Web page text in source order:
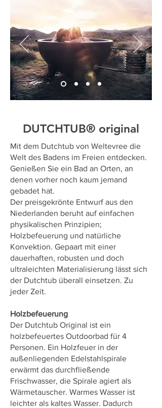
DUTCHTUB® original
Mit dem Dutchtub von Weltevree die
Welt des Badens im Freien entdecken.
Genießen Sie ein Bad an Orten, an
denen vorher noch kaum jemand
gebadet hat.
Der preisgekrönte Entwurf aus den
Niederlanden beruht auf einfachen
physikalischen Prinzipien;
Holzbefeuerung und natürliche
Konvektion. Gepaart mit einer
dauerhaften, robusten und doch
ultraleichten Materialisierung lässt sich
der Dutchtub überall einsetzen. Zu
jeder Zeit.
Holzbefeuerung
Der Dutchtub Original ist ein
holzbefeuertes Outdoorbad für 4
Personen. Ein Holzfeuer in der
außenliegenden Edelstahlspirale
erwärmt das durchfließende
Frischwasser, die Spirale agiert als
Wärmetauscher. Warmes Wasser ist
leichter als kaltes Wasser. Dadurch